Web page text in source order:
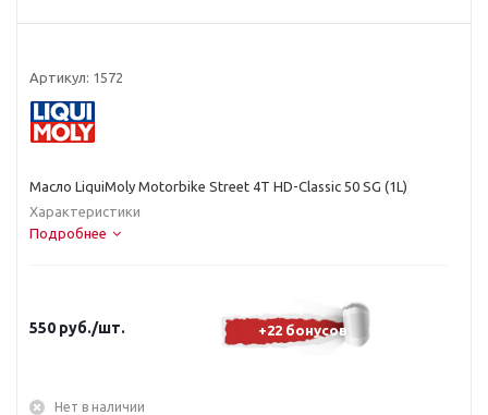
Артикул: 1572
Масло LiquiMoly Motorbike Street 4T HD-Classic 50 SG (1L)
Характеристики
Подробнее
550 руб./шт. +22 бонусов
Нет в наличии